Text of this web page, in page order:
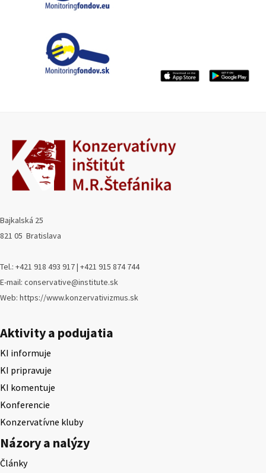
Bajkalská 25
821 05 Bratislava
Tel.: +421 918 493 917 | +421 915 874 744
E-mail: conservative@institute.sk
Web: https://www.konzervativizmus.sk
Aktivity a podujatia
KI informuje
KI pripravuje
KI komentuje
Konferencie
Konzervatívne kluby
Názory a nalýzy
Články